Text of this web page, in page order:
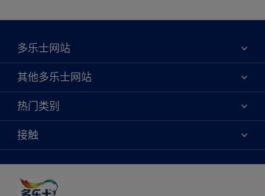
多乐士网站
关于我们
联系我们
查找店铺
绿色工厂
其他多乐士网站
焕新服务
多乐士专业
天猫官方旗舰店
抖音官方旗舰店
热门类别
颜色
产品
创意灵感
装修建议
接触
颜色准确性